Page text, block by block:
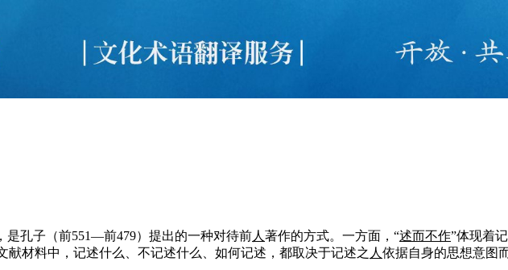
是孔子（前551—前479）提出的一种对待前人 著作的方式。一方面，“述而不作”体现着
材料中，记述什么、不记述什么、如何记述，都取决于记述之 人 依据自身的思想意图